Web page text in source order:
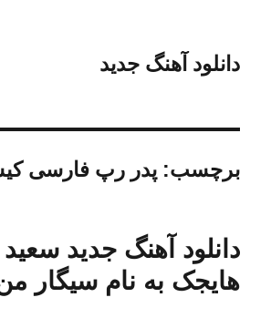
دانلود آهنگ جدید
برچسب:پدر رپ فارسی
دانلود آهنگ جدید سعید
هایجک به نام سیگار